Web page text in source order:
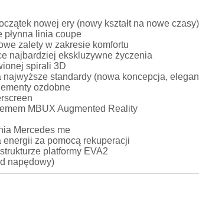
nowej ery (nowy kształt na nowe czasy)
płynna linia coupe
zalety w zakresie komfortu
najbardziej ekskluzywne życzenia
spirali 3D
najwyższe standardy (nowa koncepcja,
ozdobne
MBUX Augmented Reality
Mercedes me
za pomocą rekuperacji
platformy EVA2
napędowy)